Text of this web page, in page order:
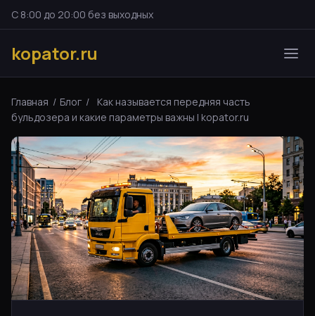
С 8:00 до 20:00 без выходных
kopator.ru
Главная / Блог /
Как называется передняя часть
бульдозера и какие параметры важны | kopator.ru